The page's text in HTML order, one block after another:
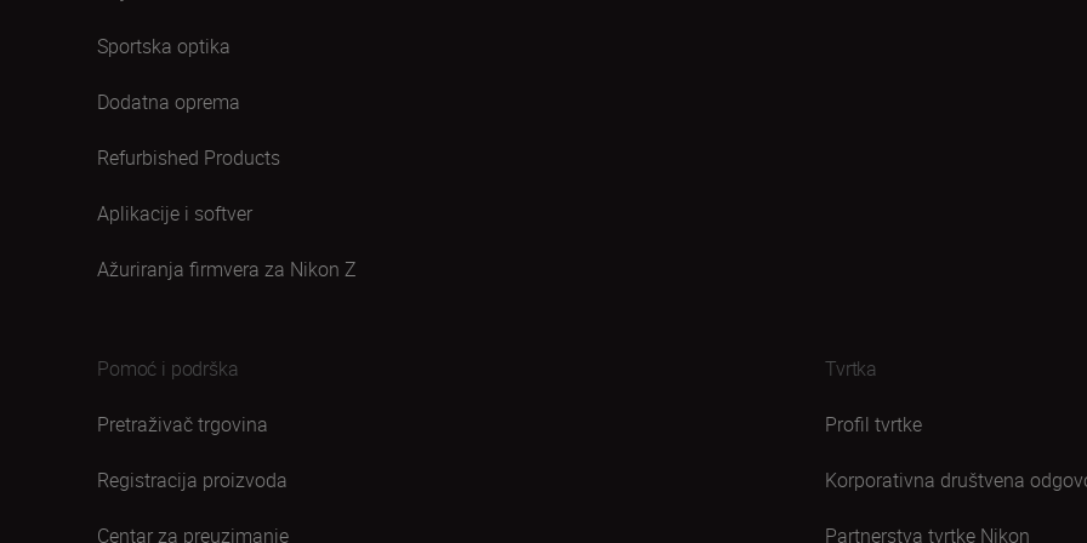
Sportska optika
Dodatna oprema
Refurbished Products
Aplikacije i softver
Ažuriranja firmvera za Nikon Z
Pomoć i podrška
Pretraživač trgovina
Registracija proizvoda
Centar za preuzimanje
Tvrtka
Profil tvrtke
Korporativna društvena
Partnerstva tvrtke Nikon